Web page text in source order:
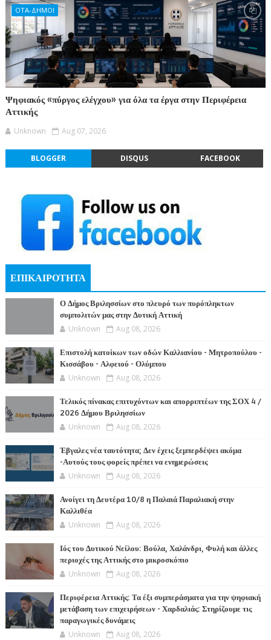
ΟΤΑ-ΔΗΜΟΙ
Ψηφιακός «πύργος ελέγχου» για όλα τα έργα στην Περιφέρεια
Αττικής
Unknown Aug 07, 2026
BLOGGER DISQUS FACEBOOK
ΕΠΙΚΑΙΡΟΤΗΤΑ
Ο Δήμος Βριλησσίων στο πλευρό των πυρόπληκτων
συμπολιτών μας στην Δυτική Αττική
Unknown Aug 08, 2026
Επιστολή κατοίκων των οδών Καλλιανίου - Μητροπούλου -
Κισσάβου - Αλφειού - Ολύμπου
Unknown Aug 08, 2026
Τελικός πίνακας επιτυχόντων και απορριπτέων της ΣΟΧ 4 /
2026 Δήμου Βριλησσίων
Unknown Aug 08, 2026
Έβγαλες νέα ταυτότητα; Δεν έχεις ξεμπερδέψει ακόμα
-Αυτούς τους φορείς πρέπει να ενημερώσεις
Unknown Aug 08, 2026
Ανοίγει τη Δευτέρα 10/8 η Παλαιά Παραλιακή στην
Καλλιθέα
Unknown Aug 08, 2026
Ιός του Δυτικού Νείλου: Βούλα, Χαλάνδρι, Φυλή και άλλες
περιοχές της Αττικής στο μικροσκόπιο
Unknown Aug 08, 2026
Περιφέρεια Αττικής: Τα έξι συμπεράσματα για την ψηφιακή
μετάβαση των επιχειρήσεων - Χαρδαλιάς: Στηρίζουμε τις
παραγωγικές δυνάμεις
Unknown Aug 08, 2026